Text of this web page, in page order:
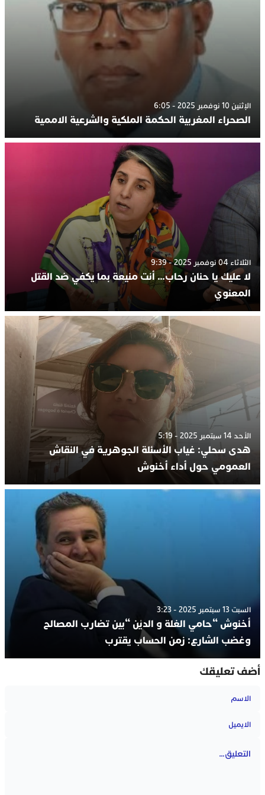
الإثنين 10 نوفمبر 2025 - 6:05
الصحراء المغربية الحكمة الملكية والشرعية الاممية
الثلاثاء 04 نوفمبر 2025 - 9:39
لا عليك يا حنان رحاب… أنت منيعة بما يكفي ضد القتل
المعنوي
الأحد 14 سبتمبر 2025 - 5:19
هدى سحلي: غياب الأسئلة الجوهرية في النقاش
العمومي حول أداء أخنوش
السبت 13 سبتمبر 2025 - 3:23
أخنوش “حامي الغلة و الديْن “بين تضارب المصالح
وغضب الشارع: زمن الحساب يقترب
أضف تعليقك